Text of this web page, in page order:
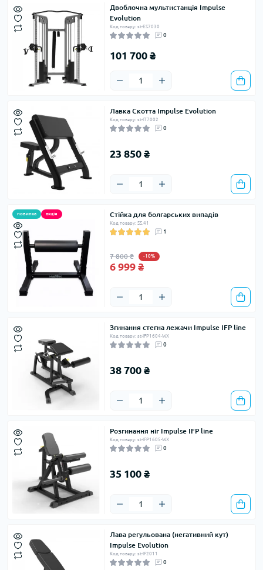
Двоблочна мультистанція Impulse
Evolution
Код товару: st-ES7030
0
101 700 ₴
Лавка Скотта Impulse Evolution
Код товару: st-IT7002
0
23 850 ₴
новинка акція Стійка для болгарських випадів
Код товару: SS.41
1
7 800 ₴ -10%
6 999 ₴
Згинання стегна лежачи Impulse IFP line
Код товару: st-IFP1604-WX
0
38 700 ₴
Розгинання ніг Impulse IFP line
Код товару: st-IFP1605-WX
0
35 100 ₴
Лава регульована (негативний кут)
Impulse Evolution
Код товару: st-IF2011
0